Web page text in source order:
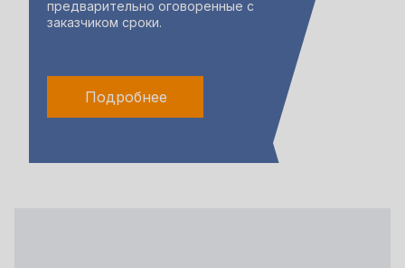
предварительно оговоренные с
заказчиком сроки.
Подробнее